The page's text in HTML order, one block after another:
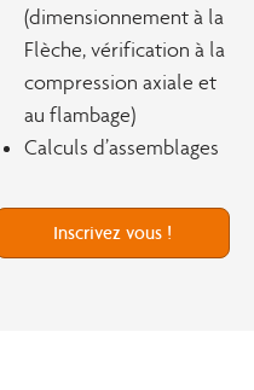
(dimensionnement à la
Flèche, vérification à la
compression axiale et
au flambage)
Calculs d’assemblages
Inscrivez vous !